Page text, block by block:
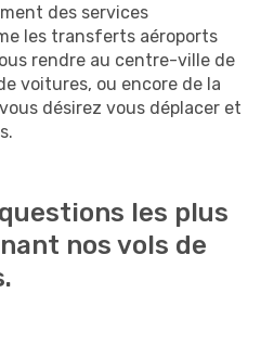
des services
les transferts aéroports
rendre au centre-ville de
voitures, ou encore de la
désirez vous déplacer et
les plus
nos vols de